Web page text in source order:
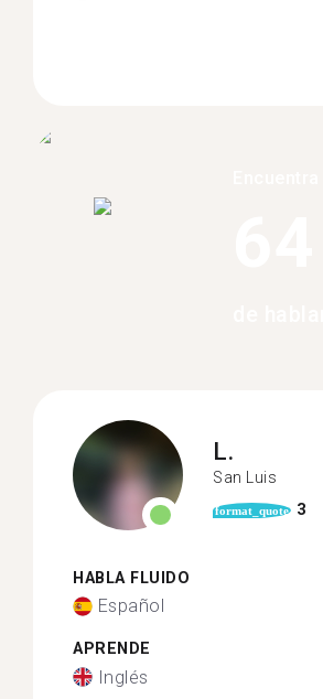
L.
San Luis
format_quote 3
HABLA FLUIDO
Español
APRENDE
Inglés